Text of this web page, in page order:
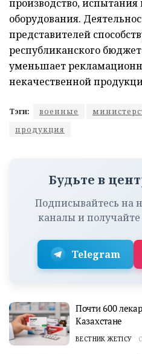
производство,
оборудования.
представителей
республиканского
уменьшает
некачественной
Тэги: военные
продукция
Будьте в
Подписывайтесь на
каналы и
Telegram
Почти 600
Казахстане
ВЕСТНИК ЖЕТІСУ